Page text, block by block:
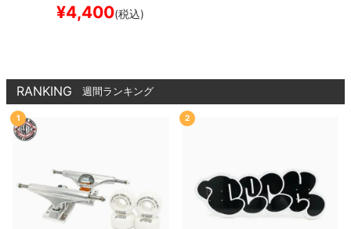
黒 52mmスケートボ
¥4,400(税込)
RANKING 週間ランキング
1 2